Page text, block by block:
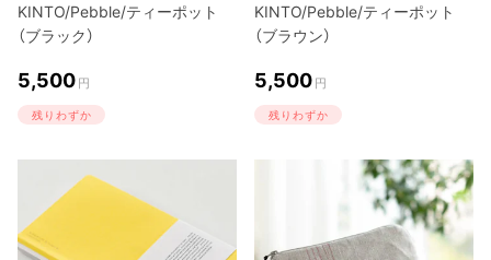
KINTO/Pebble/ティーポット
（ブラック）
5,500 円
残りわずか
KINTO/Pebble/ティーポット
（ブラウン）
5,500 円
残りわずか